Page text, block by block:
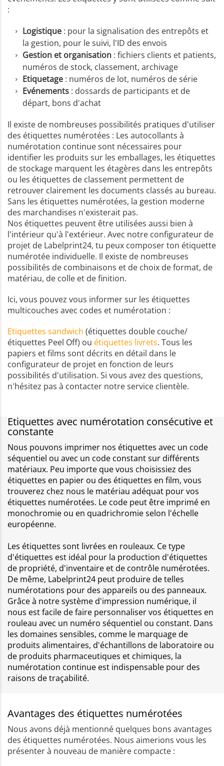
:
Logistique : pour la signalisation des entrepôts et
la gestion, pour le suivi, l'ID des envois
Gestion et organisation : fichiers clients et patients,
numéros de stock, classement, archivage
Etiquetage : numéros de lot, numéros de série
Evénements : dossards de participants et de
départ, bons d'achat
Il existe de nombreuses possibilités pratiques d'utiliser
des étiquettes numérotées : Les autocollants à
numérotation continue sont nécessaires pour
identifier les produits sur les emballages, les étiquettes
de stockage marquent les étagères dans les entrepôts
ou les étiquettes de classement permettent de
retrouver clairement les documents classés au bureau.
Sans les étiquettes numérotées, la gestion moderne
des marchandises n'existerait pas.
Nos étiquettes peuvent être utilisées aussi bien à
l'intérieur qu'à l'extérieur. Avec notre configurateur de
projet de Labelprint24, tu peux composer ton étiquette
numérotée individuelle. Il existe de nombreuses
possibilités de combinaisons et de choix de format, de
matériau, de colle et de finition.
Ici, vous pouvez vous informer sur les étiquettes
multicouches avec codes et numérotation :
Etiquettes sandwich (étiquettes double couche/
étiquettes Peel Off) ou étiquettes livrets. Tous les
papiers et films sont décrits en détail dans le
configurateur de projet en fonction de leurs
possibilités d'utilisation. Si vous avez des questions,
n'hésitez pas à contacter notre service clientèle.
Etiquettes avec numérotation consécutive et
constante
Nous pouvons imprimer nos étiquettes avec un code
séquentiel ou avec un code constant sur différents
matériaux. Peu importe que vous choisissiez des
étiquettes en papier ou des étiquettes en film, vous
trouverez chez nous le matériau adéquat pour vos
étiquettes numérotées. Le code peut être imprimé en
monochromie ou en quadrichromie selon l'échelle
européenne.
Les étiquettes sont livrées en rouleaux. Ce type
d'étiquettes est idéal pour la production d'étiquettes
de propriété, d'inventaire et de contrôle numérotées.
De même, Labelprint24 peut produire de telles
numérotations pour des appareils ou des panneaux.
Grâce à notre système d'impression numérique, il
nous est facile de faire personnaliser vos étiquettes en
rouleau avec un numéro séquentiel ou constant. Dans
les domaines sensibles, comme le marquage de
produits alimentaires, d'échantillons de laboratoire ou
de produits pharmaceutiques et chimiques, la
numérotation continue est indispensable pour des
raisons de traçabilité.
Avantages des étiquettes numérotées
Nous avons déjà mentionné quelques bons avantages
des étiquettes numérotées. Nous aimerions vous les
présenter à nouveau de manière compacte :